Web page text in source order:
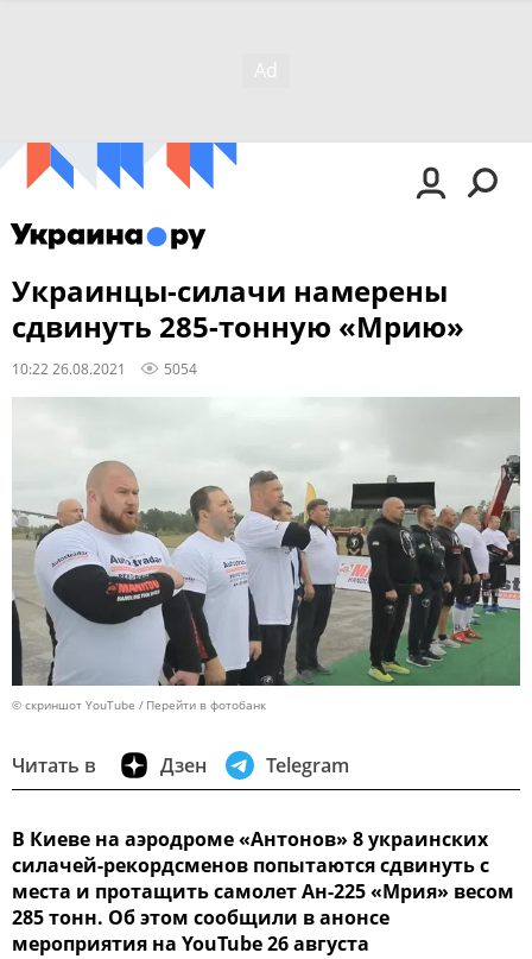
Украинцы-силачи намерены
сдвинуть 285-тонную «Мрию»
10:22 26.08.2021 5054
© скриншот YouTube Перейти в фотобанк
Читать в Дзен Telegram
В Киеве на аэродроме «Антонов» 8 украинских
силачей-рекордсменов попытаются сдвинуть с
места и протащить самолет Ан-225 «Мрия» весом
285 тонн. Об этом сообщили в анонсе
мероприятия на YouTube 26 августа